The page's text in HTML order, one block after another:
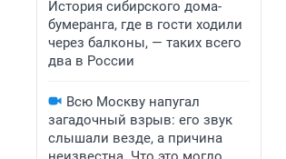
История сибирского дома-
бумеранга, где в гости ходили
через балконы, — таких всего
два в России
Всю Москву напугал
загадочный взрыв: его звук
слышали везде, а причина